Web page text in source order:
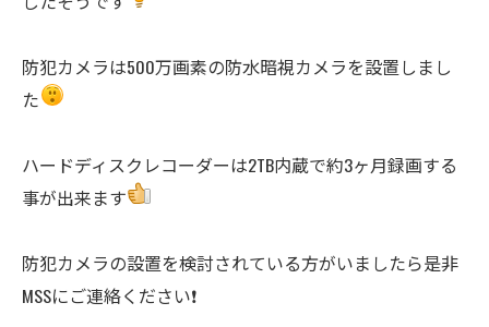
防犯カメラは500万画素の防水暗視カメラを設置しまし
た
ハードディスクレコーダーは2TB内蔵で約3ヶ月録画する
事が出来ます
防犯カメラの設置を検討されている方がいましたら是非
MSSにご連絡ください❗️